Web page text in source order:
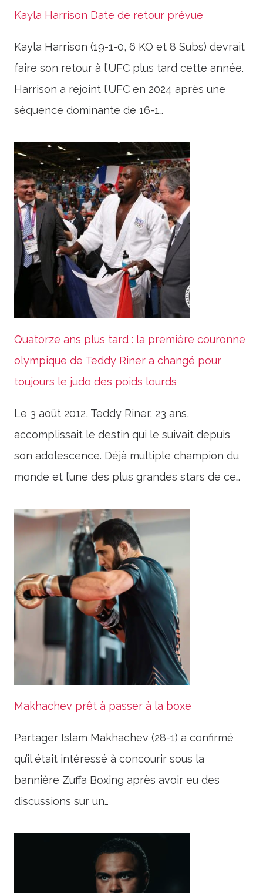
Kayla Harrison Date de retour prévue
Kayla Harrison (19-1-0, 6 KO et 8 Subs) devrait
faire son retour à l’UFC plus tard cette année.
Harrison a rejoint l’UFC en 2024 après une
séquence dominante de 16-1…
Quatorze ans plus tard : la première couronne
olympique de Teddy Riner a changé pour
toujours le judo des poids lourds
Le 3 août 2012, Teddy Riner, 23 ans,
accomplissait le destin qui le suivait depuis
son adolescence. Déjà multiple champion du
monde et l’une des plus grandes stars de ce…
Makhachev prêt à passer à la boxe
Partager Islam Makhachev (28-1) a confirmé
qu’il était intéressé à concourir sous la
bannière Zuffa Boxing après avoir eu des
discussions sur un…